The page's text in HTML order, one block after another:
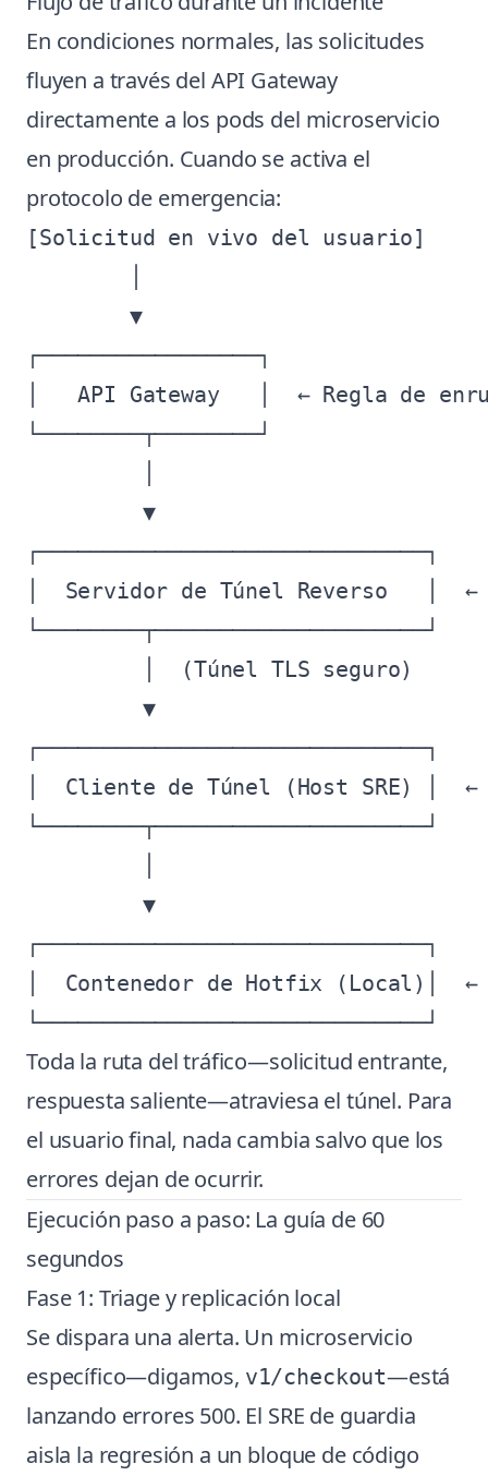
En condiciones normales, las solicitudes
fluyen a través del API Gateway
directamente a los pods del microservicio
en producción. Cuando se activa el
protocolo de emergencia:
[Solicitud en vivo del usuario]
        ▼
┌─────────────────┐
│   API Gateway   │  ← Regla de
└────────┬────────┘
         ▼
┌──────────────────────────────┐
│  Servidor de Túnel Reverso   │  ←
└────────┬─────────────────────┘
         │  (Túnel TLS seguro)
         ▼
┌──────────────────────────────┐
│  Cliente de Túnel (Host SRE) │
└────────┬─────────────────────┘
         ▼
┌──────────────────────────────┐
│  Contenedor de Hotfix (Local)│
Toda la ruta del tráfico—solicitud entrante,
respuesta saliente—atraviesa el túnel. Para
el usuario final, nada cambia salvo que los
errores dejan de ocurrir.
Ejecución paso a paso: La guía de 60
segundos
Fase 1: Triage y replicación local
Se dispara una alerta. Un microservicio
específico—digamos, v1/checkout—está
lanzando errores 500. El SRE de guardia
aisla la regresión a un bloque de código